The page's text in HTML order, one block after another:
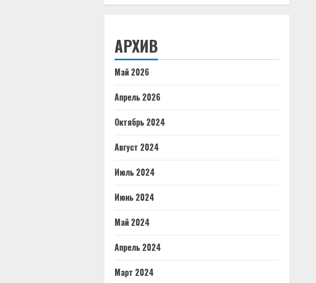
АРХИВ
Май 2026
Апрель 2026
Октябрь 2024
Август 2024
Июль 2024
Июнь 2024
Май 2024
Апрель 2024
Март 2024